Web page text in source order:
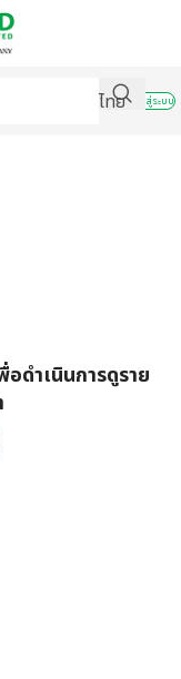
ไทย
เข้าสู่ระบบ
ดำเนินการดูราย